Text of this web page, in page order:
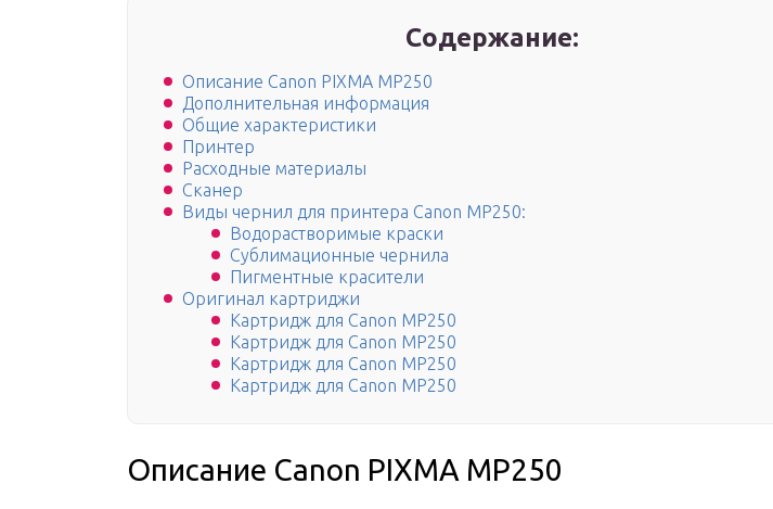
Содержание:
Описание Canon PIXMA MP250
Дополнительная информация
Общие характеристики
Принтер
Расходные материалы
Сканер
Виды чернил для принтера Canon MP250:
Водорастворимые краски
Сублимационные чернила
Пигментные красители
Оригинал картриджи
Картридж для Canon MP250
Картридж для Canon MP250
Картридж для Canon MP250
Картридж для Canon MP250
Описание Canon PIXMA MP250